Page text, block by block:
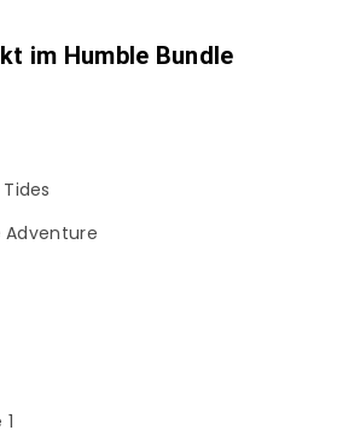
im Humble Bundle
Adventure